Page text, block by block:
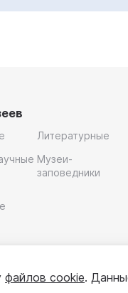
Литературные
Музеи-
заповедники
файлов cookie.